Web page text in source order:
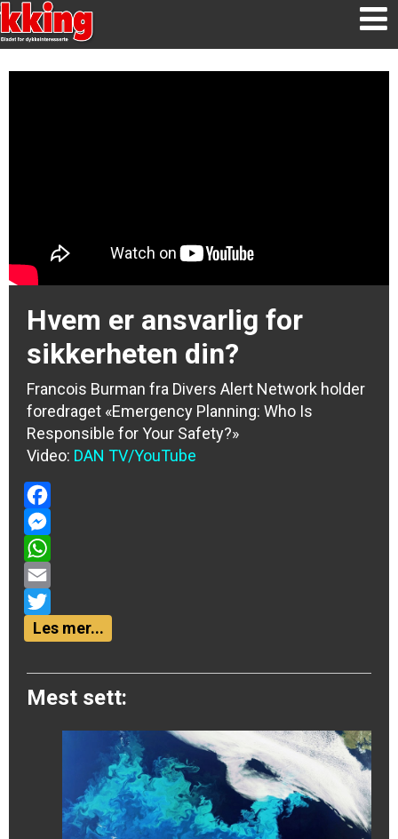
Hvem er ansvarlig for
sikkerheten din?
Francois Burman fra Divers Alert Network holder
foredraget «Emergency Planning: Who Is
Responsible for Your Safety?»
Video: DAN TV/YouTube
Facebook
Messenger
WhatsApp
Email
Twitter
Les mer...
Mest sett: